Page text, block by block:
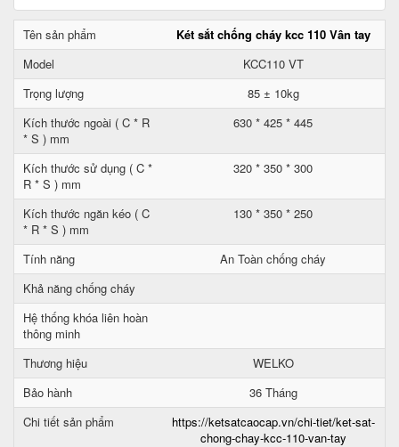
Tên sản phẩm
Két sắt chống cháy kcc 110 Vân tay
Model
KCC110 VT
Trọng lượng
85 ± 10kg
Kích thước ngoài ( C * R
* S ) mm
630 * 425 * 445
Kích thước sử dụng ( C *
R * S ) mm
320 * 350 * 300
Kích thước ngăn kéo ( C
* R * S ) mm
130 * 350 * 250
Tính năng
An Toàn chống cháy
Khả năng chống cháy
Hệ thống khóa liên hoàn
thông minh
Thương hiệu
WELKO
Bảo hành
36 Tháng
Chi tiết sản phẩm
https://ketsatcaocap.vn/chi-tiet/ket-sat-
chong-chay-kcc-110-van-tay